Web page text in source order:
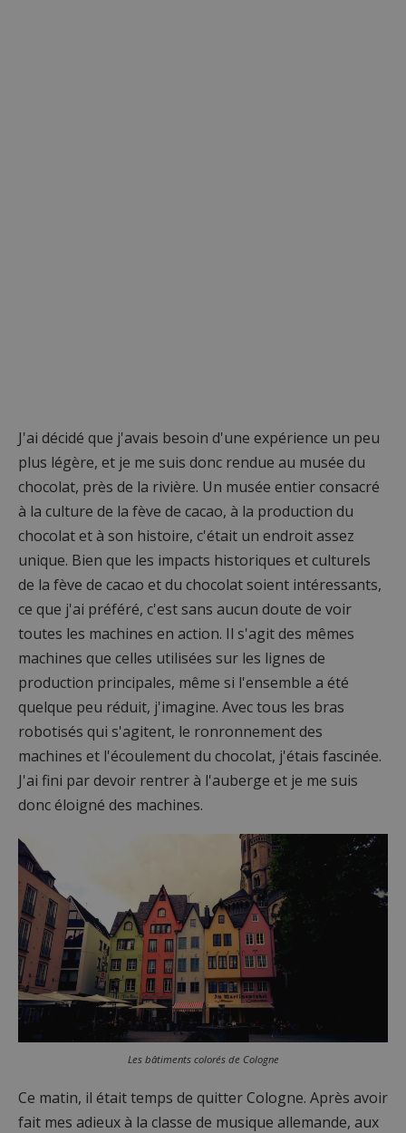
J'ai décidé que j'avais besoin d'une expérience un peu
plus légère, et je me suis donc rendue au musée du
chocolat, près de la rivière. Un musée entier consacré
à la culture de la fève de cacao, à la production du
chocolat et à son histoire, c'était un endroit assez
unique. Bien que les impacts historiques et culturels
de la fève de cacao et du chocolat soient intéressants,
ce que j'ai préféré, c'est sans aucun doute de voir
toutes les machines en action. Il s'agit des mêmes
machines que celles utilisées sur les lignes de
production principales, même si l'ensemble a été
quelque peu réduit, j'imagine. Avec tous les bras
robotisés qui s'agitent, le ronronnement des
machines et l'écoulement du chocolat, j'étais fascinée.
J'ai fini par devoir rentrer à l'auberge et je me suis
donc éloigné des machines.
Les bâtiments colorés de Cologne
Ce matin, il était temps de quitter Cologne. Après avoir
fait mes adieux à la classe de musique allemande, aux